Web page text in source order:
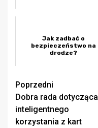
Jak zadbać o
bezpieczeństwo na
drodze?
Zobacz
wpisy
Poprzedni
Dobra rada dotycząca
inteligentnego
korzystania z kart